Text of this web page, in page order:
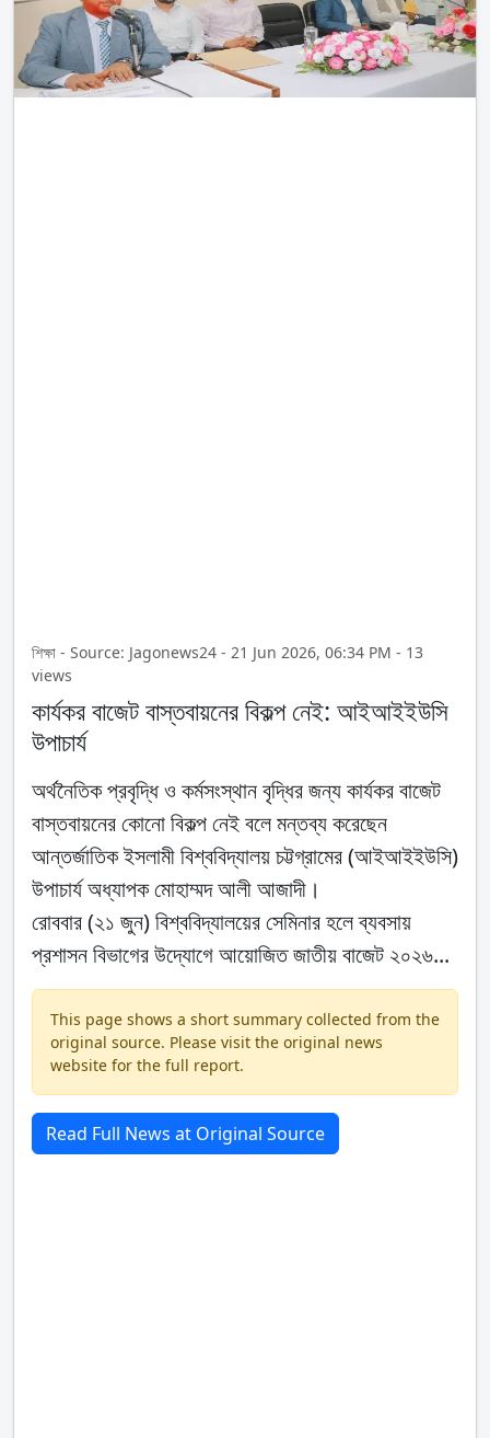
শিক্ষা - Source: Jagonews24 - 21 Jun 2026, 06:34 PM - 13
views
কার্যকর বাজেট বাস্তবায়নের বিকল্প নেই: আইআইইউসি
উপাচার্য
অর্থনৈতিক প্রবৃদ্ধি ও কর্মসংস্থান বৃদ্ধির জন্য কার্যকর বাজেট
বাস্তবায়নের কোনো বিকল্প নেই বলে মন্তব্য করেছেন
আন্তর্জাতিক ইসলামী বিশ্ববিদ্যালয় চট্টগ্রামের (আইআইইউসি)
উপাচার্য অধ্যাপক মোহাম্মদ আলী আজাদী।
রোববার (২১ জুন) বিশ্ববিদ্যালয়ের সেমিনার হলে ব্যবসায়
প্রশাসন বিভাগের উদ্যোগে আয়োজিত জাতীয় বাজেট ২০২৬...
This page shows a short summary collected from the
original source. Please visit the original news
website for the full report.
Read Full News at Original Source